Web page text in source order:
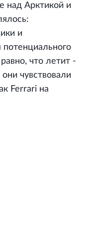
над Арктикой и
и
что летит -
чувствовали
Ferrari на